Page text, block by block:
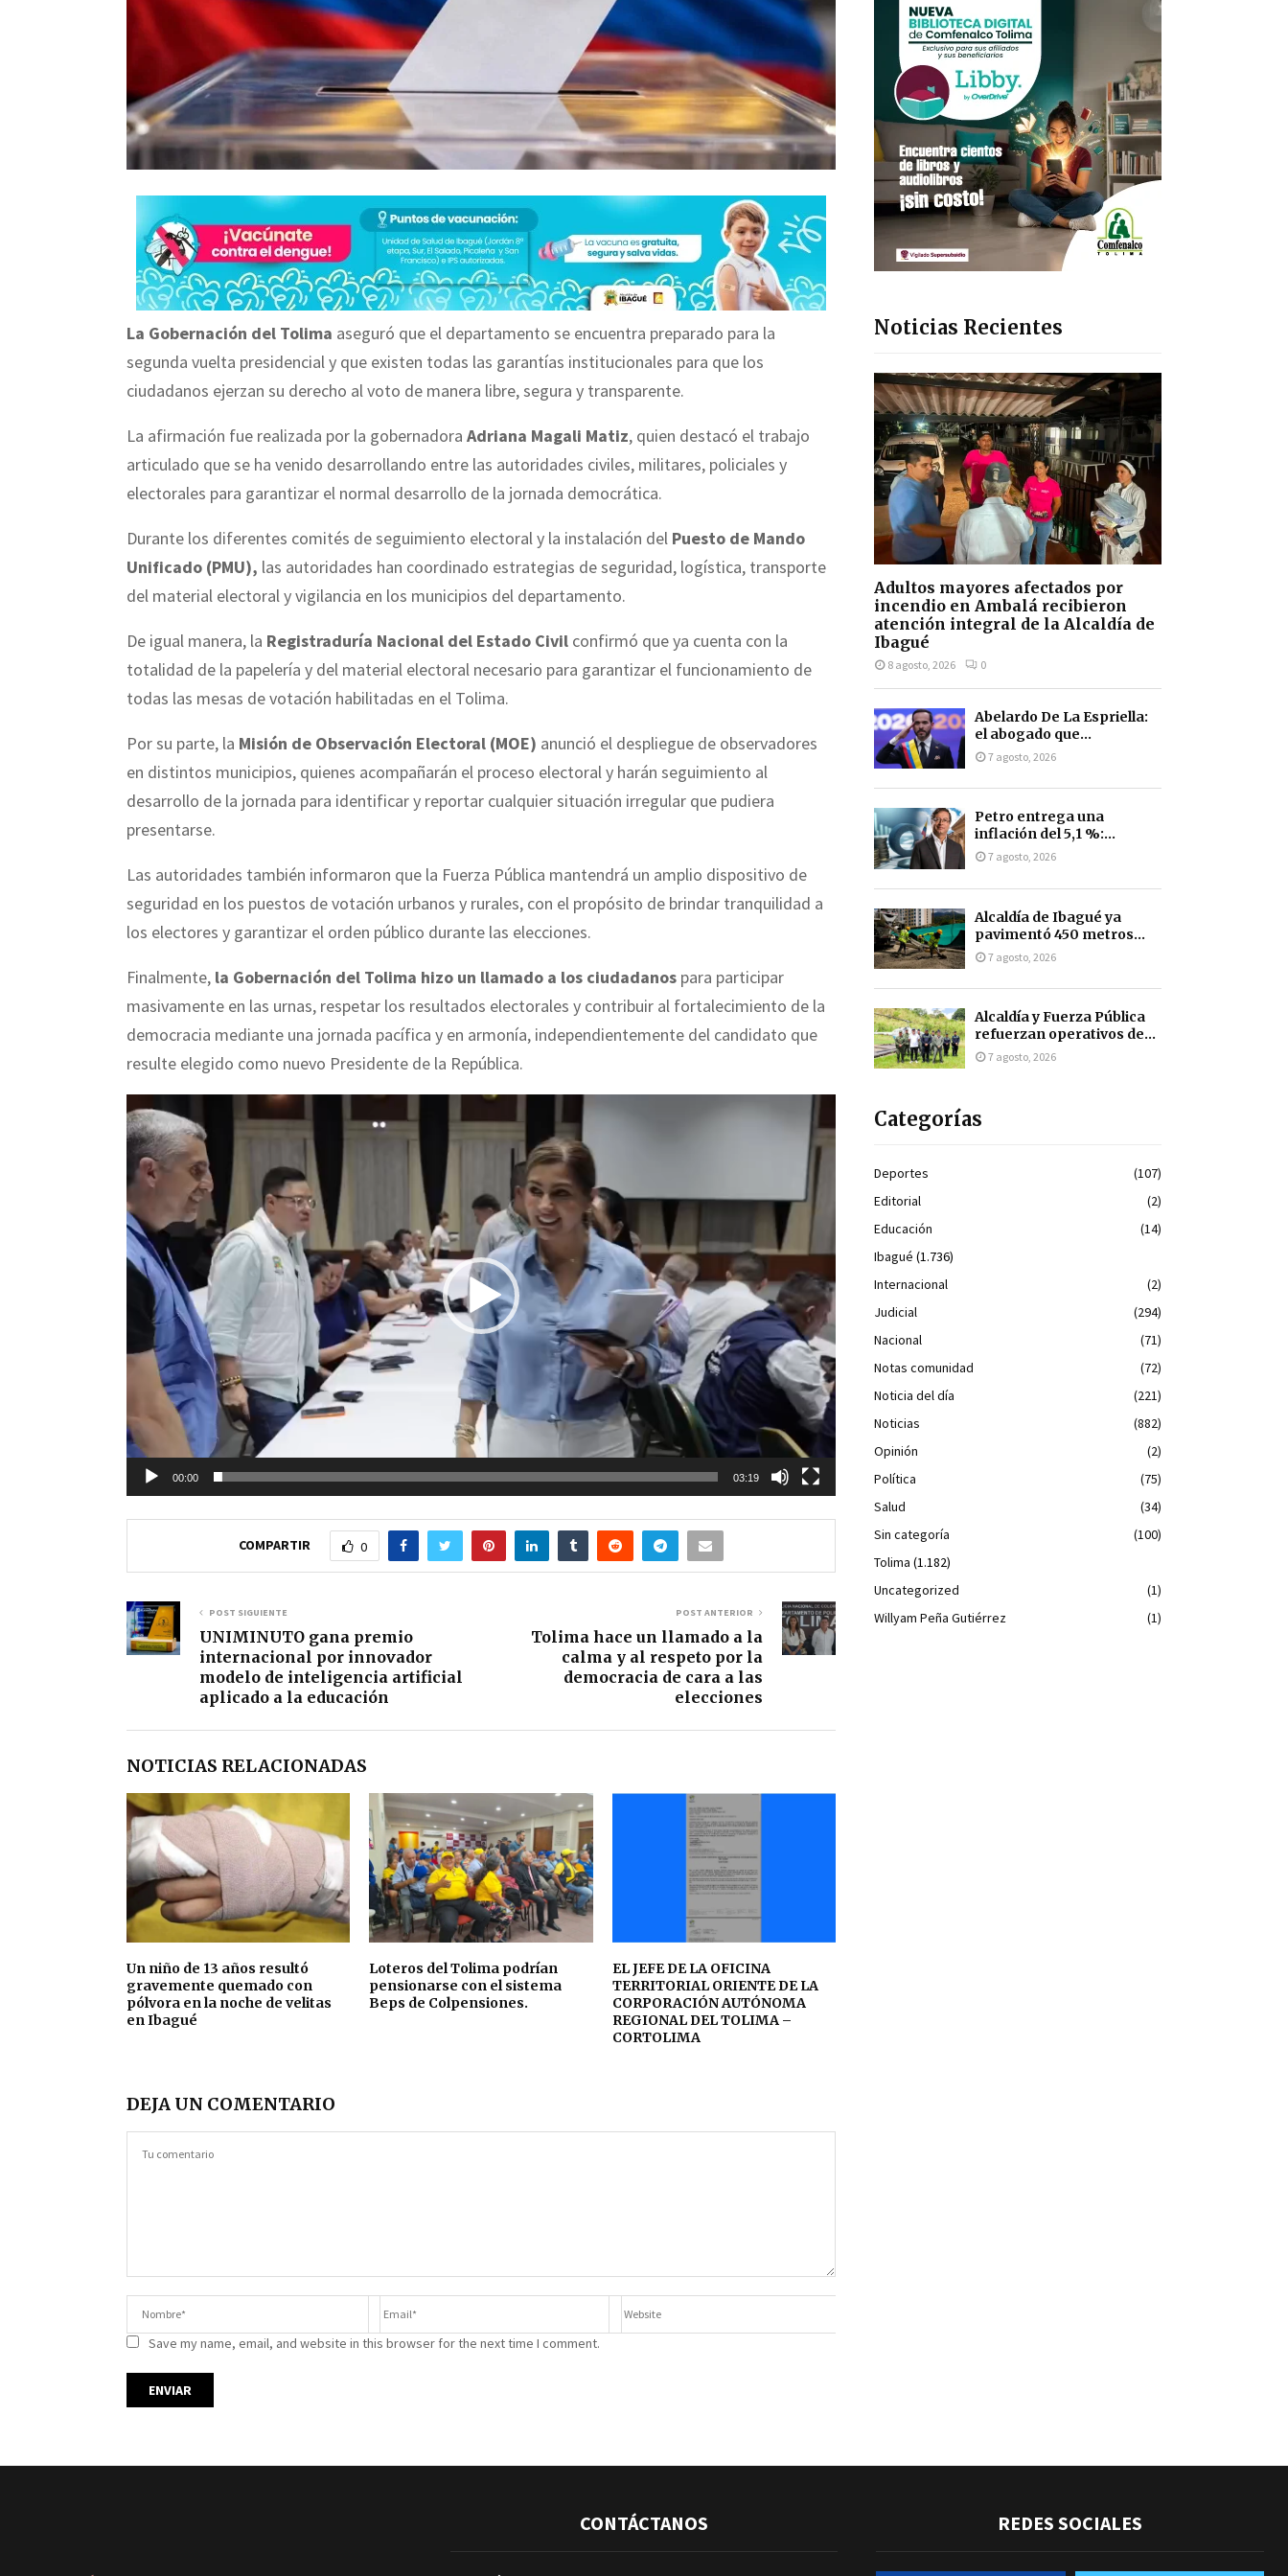
La Gobernación del Tolima aseguró que el departamento se encuentra preparado para la
segunda vuelta presidencial y que existen todas las garantías institucionales para que los
ciudadanos ejerzan su derecho al voto de manera libre, segura y transparente.
La afirmación fue realizada por la gobernadora Adriana Magali Matiz, quien destacó el trabajo
articulado que se ha venido desarrollando entre las autoridades civiles, militares, policiales y
electorales para garantizar el normal desarrollo de la jornada democrática.
Durante los diferentes comités de seguimiento electoral y la instalación del Puesto de Mando
Unificado (PMU), las autoridades han coordinado estrategias de seguridad, logística, transporte
del material electoral y vigilancia en los municipios del departamento.
De igual manera, la Registraduría Nacional del Estado Civil confirmó que ya cuenta con la
totalidad de la papelería y del material electoral necesario para garantizar el funcionamiento de
todas las mesas de votación habilitadas en el Tolima.
Por su parte, la Misión de Observación Electoral (MOE) anunció el despliegue de observadores
en distintos municipios, quienes acompañarán el proceso electoral y harán seguimiento al
desarrollo de la jornada para identificar y reportar cualquier situación irregular que pudiera
presentarse.
Las autoridades también informaron que la Fuerza Pública mantendrá un amplio dispositivo de
seguridad en los puestos de votación urbanos y rurales, con el propósito de brindar tranquilidad a
los electores y garantizar el orden público durante las elecciones.
Finalmente, la Gobernación del Tolima hizo un llamado a los ciudadanos para participar
masivamente en las urnas, respetar los resultados electorales y contribuir al fortalecimiento de la
democracia mediante una jornada pacífica y en armonía, independientemente del candidato que
resulte elegido como nuevo Presidente de la República.
R
e
r
o
d
d
e
e
o
00:00 03:19
COMPARTIR 0
POST SIGUIENTE
UNIMINUTO gana premio
internacional por innovador
modelo de inteligencia artificial
aplicado a la educación
POST ANTERIOR
Tolima hace un llamado a la
calma y al respeto por la
democracia de cara a las
elecciones
NOTICIAS RELACIONADAS
Un niño de 13 años resultó
gravemente quemado con
pólvora en la noche de velitas
en Ibagué
Loteros del Tolima podrían
pensionarse con el sistema
Beps de Colpensiones.
EL JEFE DE LA OFICINA
TERRITORIAL ORIENTE DE LA
CORPORACIÓN AUTÓNOMA
REGIONAL DEL TOLIMA –
CORTOLIMA
DEJA UN COMENTARIO
Save my name, email, and website in this browser for the next time I comment.
Noticias Recientes
Adultos mayores afectados por
incendio en Ambalá recibieron
atención integral de la Alcaldía de
Ibagué
8 agosto, 2026 0
Abelardo De La Espriella:
el abogado que...
7 agosto, 2026
Petro entrega una
inflación del 5,1 %:...
7 agosto, 2026
Alcaldía de Ibagué ya
pavimentó 450 metros...
7 agosto, 2026
Alcaldía y Fuerza Pública
refuerzan operativos de...
7 agosto, 2026
Categorías
Deportes
(107)
Editorial
(2)
Educación
(14)
Ibagué (1.736)
Internacional
(2)
Judicial
(294)
Nacional
(71)
Notas comunidad
(72)
Noticia del día
(221)
Noticias
(882)
Opinión
(2)
Política
(75)
Salud
(34)
Sin categoría
(100)
Tolima (1.182)
Uncategorized
(1)
Willyam Peña Gutiérrez
(1)
CONTÁCTANOS REDES SOCIALES